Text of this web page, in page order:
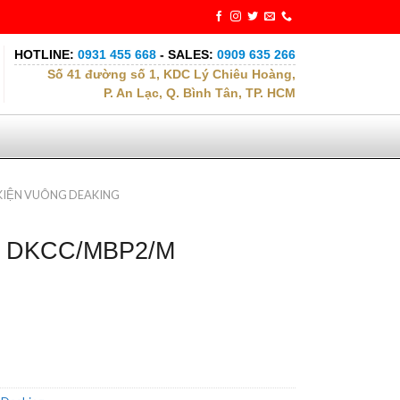
HOTLINE: 0931 455 668 - SALES: 0909 635 266
Số 41 đường số 1, KDC Lý Chiêu Hoàng,
P. An Lạc, Q. Bình Tân, TP. HCM
VUÔNG DEAKING
MBP2/M